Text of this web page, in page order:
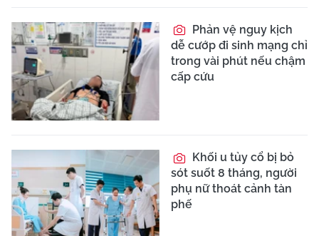
Phản vệ nguy kịch
dễ cướp đi sinh mạng chỉ
trong vài phút nếu chậm
cấp cứu
Khối u tủy cổ bị bỏ
sót suốt 8 tháng, người
phụ nữ thoát cảnh tàn
phế